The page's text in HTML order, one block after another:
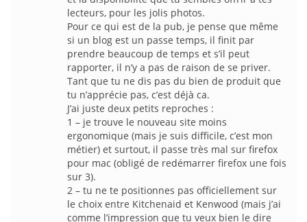
lecteurs, pour les jolis photos.
Pour ce qui est de la pub, je pense que même
si un blog est un passe temps, il finit par
prendre beaucoup de temps et s’il peut
rapporter, il n’y a pas de raison de se priver.
Tant que tu ne dis pas du bien de produit que
tu n’apprécie pas, c’est déjà ca.
J’ai juste deux petits reproches :
1 – je trouve le nouveau site moins
ergonomique (mais je suis difficile, c’est mon
métier) et surtout, il passe très mal sur firefox
pour mac (obligé de redémarrer firefox une fois
sur 3).
2 – tu ne te positionnes pas officiellement sur
le choix entre Kitchenaid et Kenwood (mais j’ai
comme l’impression que tu veux bien le dire